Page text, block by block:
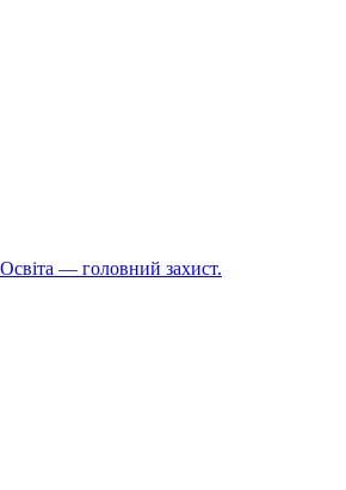
Освіта — головний захист.